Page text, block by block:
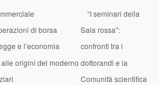
di borsa
e l’economia
origini del moderno
“I seminari della
Sala rossa”:
confronti tra i
dottorandi e la
Comunità scientifica